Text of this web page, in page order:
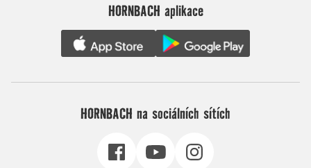
HORNBACH aplikace
HORNBACH na sociálních sítích